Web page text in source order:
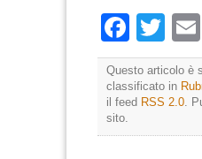
Questo articolo è
classificato in
il feed RSS 2.0.
sito.